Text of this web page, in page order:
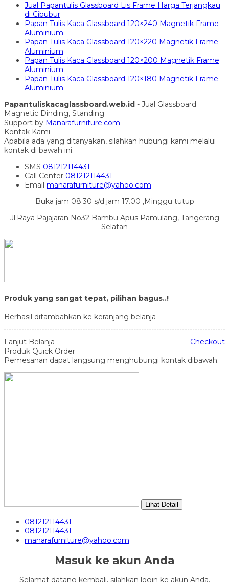
Jual Papantulis Glassboard Lis Frame Harga Terjangkau
di Cibubur
Papan Tulis Kaca Glassboard 120×240 Magnetik Frame
Aluminium
Papan Tulis Kaca Glassboard 120×220 Magnetik Frame
Aluminium
Papan Tulis Kaca Glassboard 120×200 Magnetik Frame
Aluminium
Papan Tulis Kaca Glassboard 120×180 Magnetik Frame
Aluminium
Papantuliskacaglassboard.web.id - Jual Glassboard
Magnetic Dinding, Standing
Support by Manarafurniture.com
Kontak Kami
Apabila ada yang ditanyakan, silahkan hubungi kami melalui
kontak di bawah ini.
SMS 081212114431
Call Center 081212114431
Email manarafurniture@yahoo.com
Buka jam 08.30 s/d jam 17.00 ,Minggu tutup
Jl.Raya Pajajaran No32 Bambu Apus Pamulang, Tangerang
Selatan
Produk yang sangat tepat, pilihan bagus..!
Berhasil ditambahkan ke keranjang belanja
Lanjut Belanja
Checkout
Produk Quick Order
Pemesanan dapat langsung menghubungi kontak dibawah:
Lihat Detail
081212114431
081212114431
manarafurniture@yahoo.com
Masuk ke akun Anda
Selamat datang kembali, silahkan login ke akun Anda.